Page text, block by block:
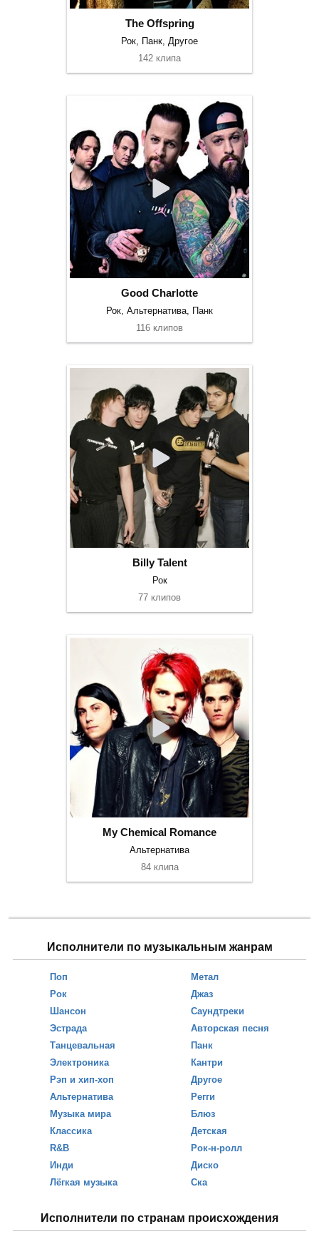
The Offspring
Рок, Панк, Другое
142 клипа
Good Charlotte
Рок, Альтернатива, Панк
116 клипов
Billy Talent
Рок
77 клипов
My Chemical Romance
Альтернатива
84 клипа
Исполнители по музыкальным жанрам
Поп
Рок
Шансон
Эстрада
Танцевальная
Электроника
Рэп и хип-хоп
Альтернатива
Музыка мира
Классика
R&B
Инди
Лёгкая музыка
Метал
Джаз
Саундтреки
Авторская песня
Панк
Кантри
Другое
Регги
Блюз
Детская
Рок-н-ролл
Диско
Ска
Исполнители по странам происхождения